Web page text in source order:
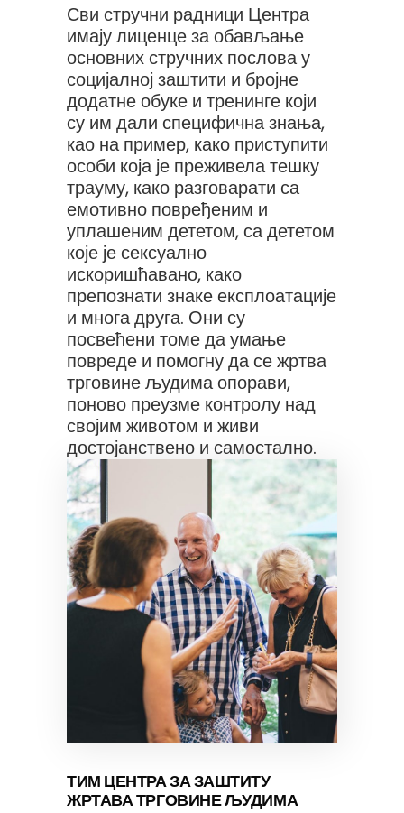
Сви стручни радници Центра
имају лиценце за обављање
основних стручних послова у
социјалној заштити и бројне
додатне обуке и тренинге који
су им дали специфична знања,
као на пример, како приступити
особи која је преживела тешку
трауму, како разговарати са
емотивно повређеним и
уплашеним дететом, са дететом
које је сексуално
искоришћавано, како
препознати знаке експлоатације
и многа друга. Они су
посвећени томе да умање
повреде и помогну да се жртва
трговине људима опорави,
поново преузме контролу над
својим животом и живи
достојанствено и самостално.
ТИМ ЦЕНТРА ЗА ЗАШТИТУ
ЖРТАВА ТРГОВИНЕ ЉУДИМА